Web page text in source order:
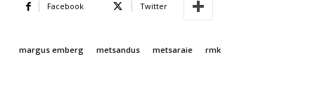
Facebook Twitter
margus emberg metsandus metsaraie rmk